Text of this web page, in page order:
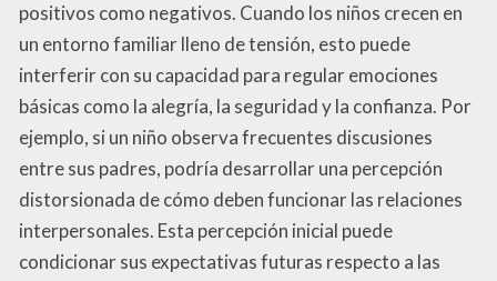
positivos como negativos. Cuando los niños crecen en
un entorno familiar lleno de tensión, esto puede
interferir con su capacidad para regular emociones
básicas como la alegría, la seguridad y la confianza. Por
ejemplo, si un niño observa frecuentes discusiones
entre sus padres, podría desarrollar una percepción
distorsionada de cómo deben funcionar las relaciones
interpersonales. Esta percepción inicial puede
condicionar sus expectativas futuras respecto a las